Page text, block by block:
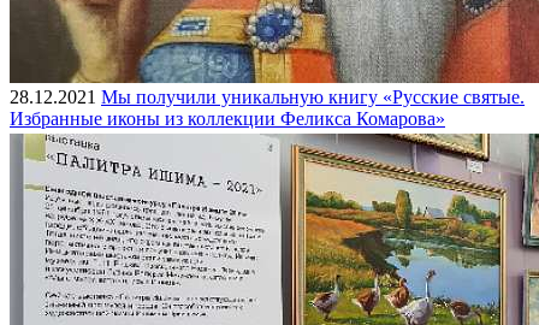
28.12.2021 Мы получили уникальную книгу «Русские святые.
Избранные иконы из коллекции Феликса Комарова»